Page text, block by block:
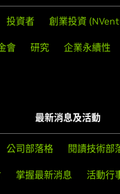
投資者 創業投資
會 研究 企業永續性
最新消息及活動
公司部落格 閱讀技術部
掌握最新消息 活動行